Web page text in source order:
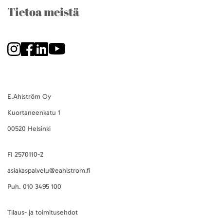
Tietoa meistä
E.Ahlström Oy
Kuortaneenkatu 1
00520 Helsinki
FI 2570110-2
asiakaspalvelu@eahlstrom.fi
Puh. 010 3495 100
Tilaus- ja toimitusehdot